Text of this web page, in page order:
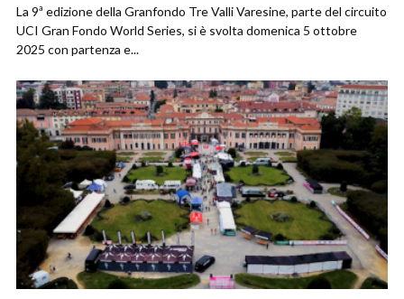
La 9ª edizione della Granfondo Tre Valli Varesine, parte del circuito
UCI Gran Fondo World Series, si è svolta domenica 5 ottobre
2025 con partenza e...